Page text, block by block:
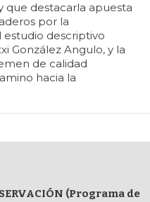
que destacarla apuesta
por la
estudio descriptivo
González Angulo, y la
de calidad
hacia la
(Programa de